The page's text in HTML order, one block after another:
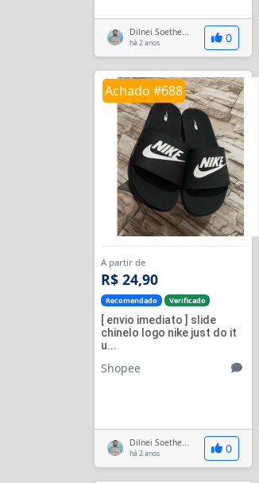
Dilnei Soethe...
há 2 anos 0
Achado #688
A partir de
R$ 24,90
Recomendado Verificado
[ envio imediato ] slide
chinelo logo nike just do it
u...
Shopee
Dilnei Soethe...
há 2 anos 0